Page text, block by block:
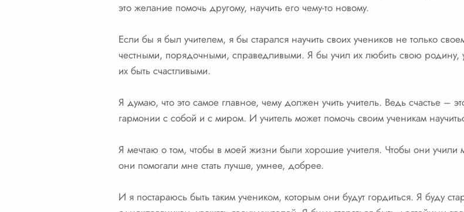
это желание помочь другому, научить его чему-то новому.
Если бы я был учителем, я бы старался научить своих учеников не только
честными, порядочными, справедливыми. Я бы учил их любить свою родину,
их быть счастливыми.
Я думаю, что это самое главное, чему должен учить учитель. Ведь счастье –
гармонии с собой и с миром. И учитель может помочь своим ученикам
Я мечтаю о том, чтобы в моей жизни были хорошие учителя. Чтобы они учили
они помогали мне стать лучше, умнее, добрее.
И я постараюсь быть таким учеником, которым они будут гордиться. Я буду